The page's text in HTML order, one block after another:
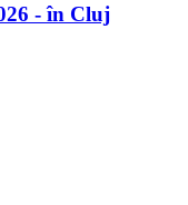
- în Cluj